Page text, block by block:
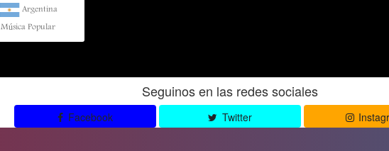
Argentina
Música Popular
Seguinos en las redes sociales
Facebook Twitter